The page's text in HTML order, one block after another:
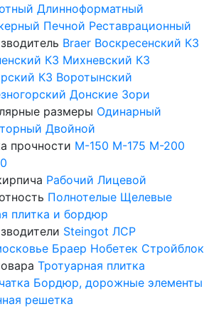
Длинноформатный
Печной Реставрационный
Braer Воскресенский КЗ
КЗ Михневский КЗ
КЗ Воротынский
Донские Зори
размеры Одинарный
Двойной
прочности М-150 М-175 М-200
Рабочий Лицевой
Полнотелые Щелевые
плитка и бордюр
Steingot ЛСР
Браер Нобетек Стройблок
Тротуарная плитка
Бордюр, дорожные элементы
решетка